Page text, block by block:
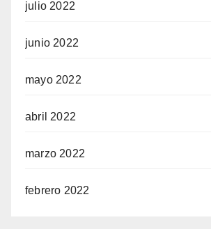
julio 2022
junio 2022
mayo 2022
abril 2022
marzo 2022
febrero 2022